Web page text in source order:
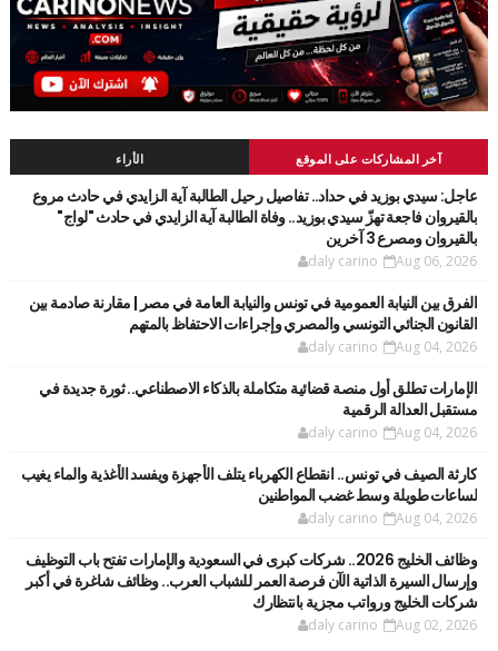
آخر المشاركات على الموقع الأراء
عاجل: سيدي بوزيد في حداد.. تفاصيل رحيل الطالبة آية الزايدي في حادث مروع
بالقيروان فاجعة تهزّ سيدي بوزيد.. وفاة الطالبة آية الزايدي في حادث "لواج"
بالقيروان ومصرع 3 آخرين
daly carino Aug 06, 2026
الفرق بين النيابة العمومية في تونس والنيابة العامة في مصر | مقارنة صادمة بين
القانون الجنائي التونسي والمصري وإجراءات الاحتفاظ بالمتهم
daly carino Aug 04, 2026
الإمارات تطلق أول منصة قضائية متكاملة بالذكاء الاصطناعي.. ثورة جديدة في
مستقبل العدالة الرقمية
daly carino Aug 04, 2026
كارثة الصيف في تونس.. انقطاع الكهرباء يتلف الأجهزة ويفسد الأغذية والماء يغيب
لساعات طويلة وسط غضب المواطنين
daly carino Aug 04, 2026
وظائف الخليج 2026.. شركات كبرى في السعودية والإمارات تفتح باب التوظيف
وإرسال السيرة الذاتية الآن فرصة العمر للشباب العرب.. وظائف شاغرة في أكبر
شركات الخليج ورواتب مجزية بانتظارك
daly carino Aug 02, 2026